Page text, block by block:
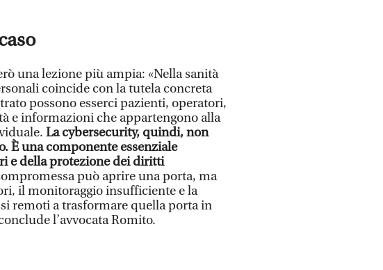
una lezione più ampia: «Nella sanità
coincide con la tutela concreta
possono esserci pazienti, operatori,
e informazioni che appartengono alla
La cybersecurity, quindi, non
È una componente essenziale
e della protezione dei diritti
può aprire una porta, ma
il monitoraggio insufficiente e la
remoti a trasformare quella porta in
l’avvocata Romito.